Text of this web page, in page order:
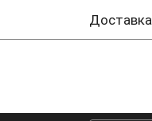
Доставка